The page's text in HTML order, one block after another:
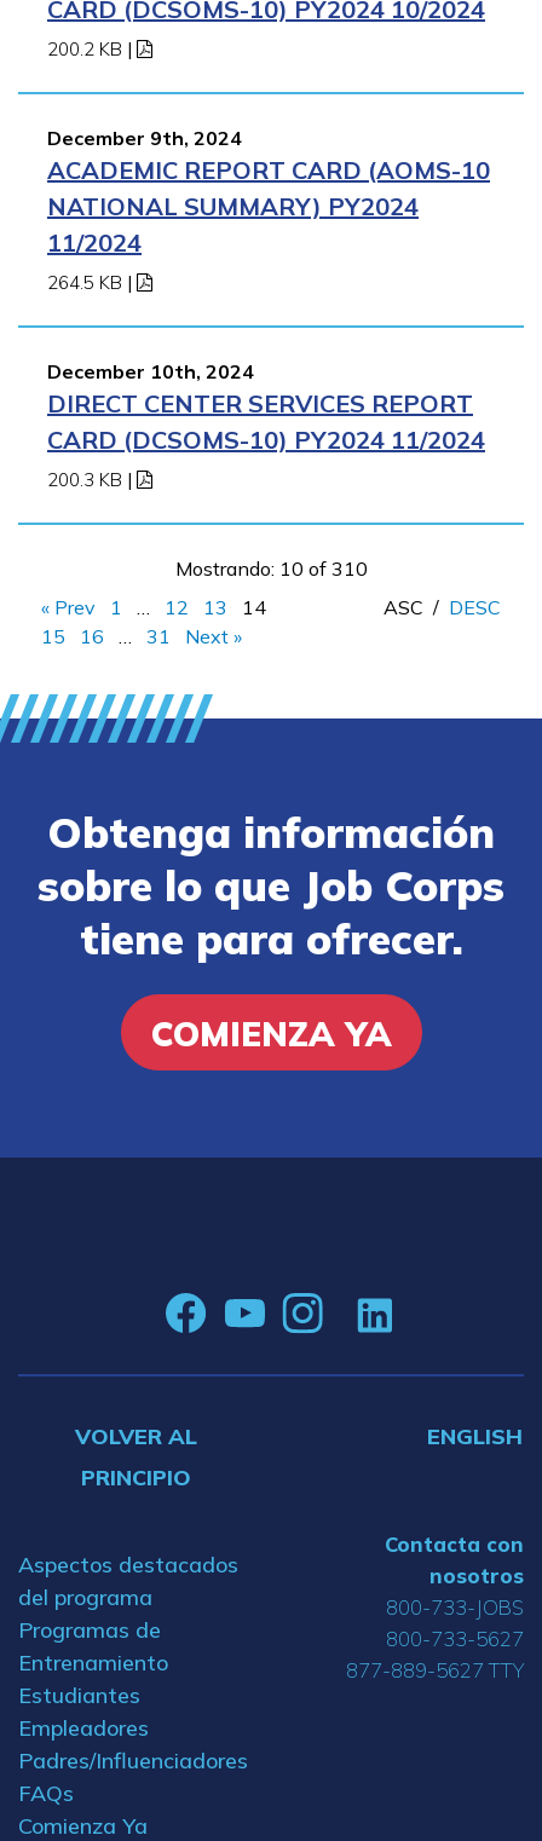
CARD (DCSOMS-10) PY2024 10/2024
200.2 KB |
December 9th, 2024
ACADEMIC REPORT CARD (AOMS-10
NATIONAL SUMMARY) PY2024
11/2024
264.5 KB |
December 10th, 2024
DIRECT CENTER SERVICES REPORT
CARD (DCSOMS-10) PY2024 11/2024
200.3 KB |
Mostrando: 10 of 310
« Prev
1 12 13
14
15
16 31 Next »
ASC / DESC
Obtenga información
sobre lo que Job Corps
tiene para ofrecer.
COMIENZA YA
VOLVER AL
PRINCIPIO
ENGLISH
Aspectos destacados
del programa
Programas de
Entrenamiento
Estudiantes
Empleadores
Padres/Influenciadores
FAQs
Comienza Ya
Contacta con
nosotros
800-733-JOBS
800-733-5627
877-889-5627 TTY